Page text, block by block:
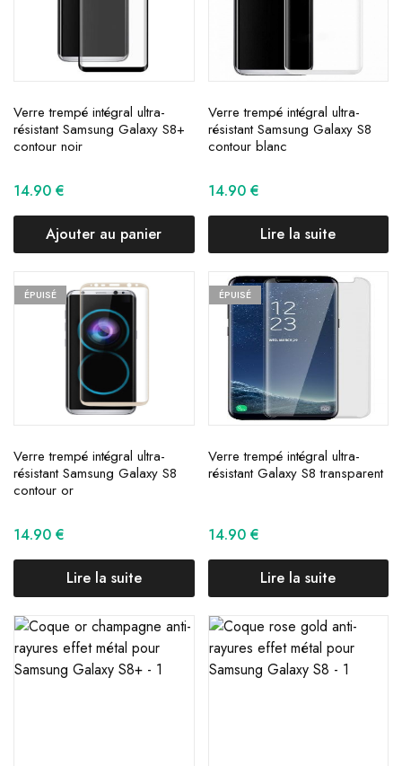
Verre trempé intégral ultra-
résistant Samsung Galaxy S8+
contour noir
14.90 €
Ajouter au panier
Verre trempé intégral ultra-
résistant Samsung Galaxy S8
contour blanc
14.90 €
Lire la suite
ÉPUISÉ
Verre trempé intégral ultra-
résistant Samsung Galaxy S8
contour or
14.90 €
Lire la suite
ÉPUISÉ
Verre trempé intégral ultra-
résistant Galaxy S8 transparent
14.90 €
Lire la suite